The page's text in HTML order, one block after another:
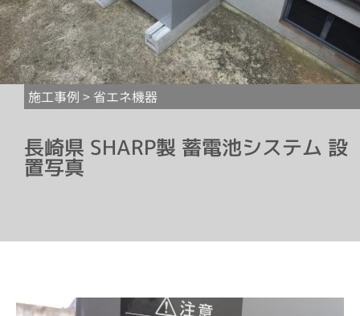
施工事例 > 省エネ機器
長崎県 SHARP製 蓄電池システム 設
置写真